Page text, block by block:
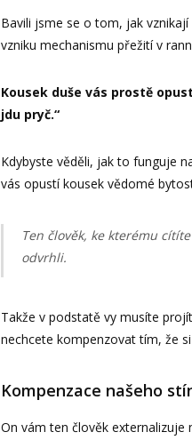
Bavili jsme se o tom, jak
vzniku mechanismu přežití v
Kousek duše vás prostě
jdu pryč.“
Kdybyste věděli, jak to funguje
vás opustí kousek vědomé
Ten člověk, ke kterému
odvrhli.
Takže v podstatě vy musíte
nechcete kompenzovat tím, že
Kompenzace našeho
On vám ten člověk